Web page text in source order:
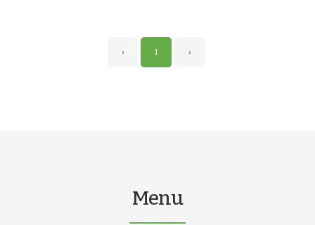
‹ 1 ›
Menu